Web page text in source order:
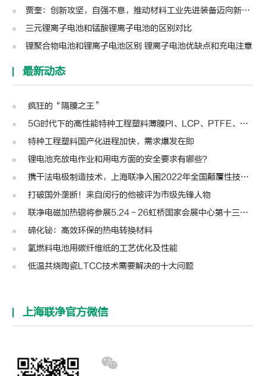
贾奎：创新攻坚，自强不息，推动材料工业先进装备迈向新高度 | 高转先锋人物
三元锂离子电池和锰酸锂离子电池的区别对比
锂聚合物电池和锂离子电池区别 锂离子电池优缺点和充电注意
最新动态
疯狂的“隔膜之王”
5G时代下的高性能特种工程塑料薄膜PI、LCP、PTFE、PPS、PEEK、PEN
特种工程塑料国产化进程加快，需求爆发在即
锂电池充放电作业和用电方面的安全要求有哪些？
携干法电极制造技术，上海联净入围2022年全国颠覆性技术创新大赛
打破国外垄断！来自闵行的他被评为市级先锋人物
联净电磁加热辊将参展5.24－26虹桥国家会展中心第十三届模切展
碲化铋：高效环保的热电转换材料
氢燃料电池用碳纤维纸的工艺优化及性能
低温共烧陶瓷LTCC技术需要解决的十大问题
上海联净官方微信